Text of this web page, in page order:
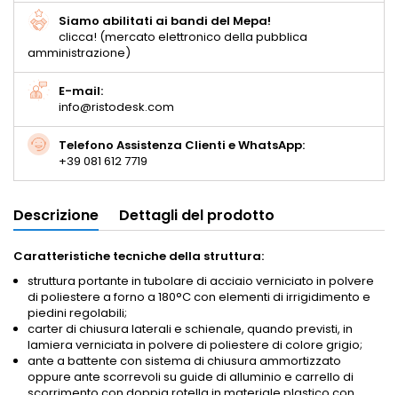
Siamo abilitati ai bandi del Mepa!
clicca! (mercato elettronico della pubblica
amministrazione)
E-mail:
info@ristodesk.com
Telefono Assistenza Clienti e WhatsApp:
+39 081 612 7719
Descrizione Dettagli del prodotto
Caratteristiche tecniche della struttura:
struttura portante in tubolare di acciaio verniciato in polvere
di poliestere a forno a 180°C con elementi di irrigidimento e
piedini regolabili;
carter di chiusura laterali e schienale, quando previsti, in
lamiera verniciata in polvere di poliestere di colore grigio;
ante a battente con sistema di chiusura ammortizzato
oppure ante scorrevoli su guide di alluminio e carrello di